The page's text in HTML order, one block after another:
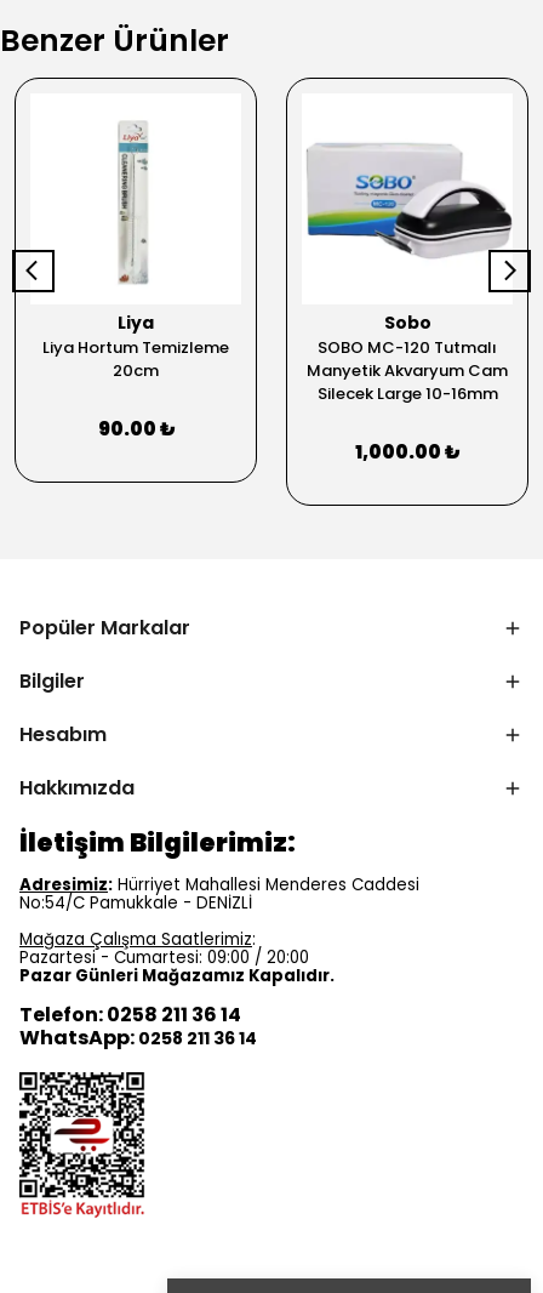
Benzer Ürünler
Liya
Liya Hortum Temizleme
20cm
90.00 ₺
Sobo
SOBO MC-120 Tutmalı
Manyetik Akvaryum Cam
Silecek Large 10-16mm
1,000.00 ₺
Popüler Markalar
Bilgiler
Hesabım
Hakkımızda
İletişim Bilgilerimiz:
Adresimiz: Hürriyet Mahallesi Menderes Caddesi
No:54/C Pamukkale - DENİZLİ
Mağaza Çalışma Saatlerimiz:
Pazartesi - Cumartesi: 09:00 / 20:00
Pazar Günleri Mağazamız Kapalıdır.
Telefon: 0258 211 36 14
WhatsApp: 0258 211 36 14